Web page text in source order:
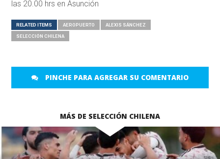
las 20.00 hrs en Asunción
RELATED ITEMS AEROPUERTO ALEXIS SÁNCHEZ
SELECCIÓN CHILENA
PINCHE PARA AGREGAR SU COMENTARIO
MÁS DE SELECCIÓN CHILENA